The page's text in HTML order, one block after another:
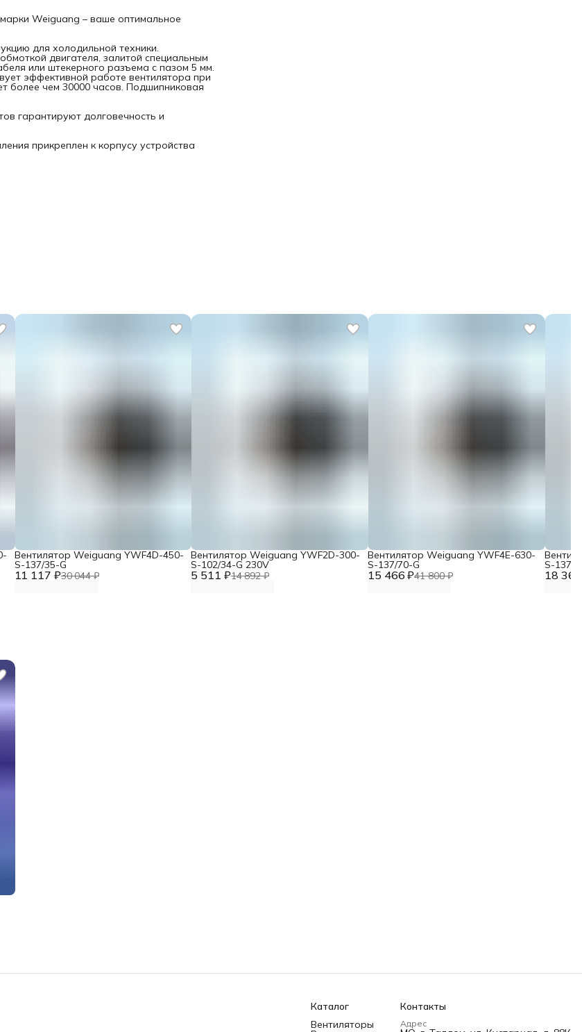
Weiguang – ваше оптимальное
для холодильной техники.
двигателя, залитой специальным
или штекерного разъема с пазом 5 мм.
эффективной работе вентилятора при
более чем 30000 часов. Подшипниковая
гарантируют долговечность и
прикреплен к корпусу устройства
11 117 ₽30 044 ₽
Вентилятор Weiguang YWF4D-450-
S-137/35-G
5 511 ₽14 892 ₽
Вентилятор Weiguang YWF2D-300-
S-102/34-G 230V
15 466 ₽41 800 ₽
Вентилятор Weiguang YWF4E-630-
S-137/70-G
18
S-137/
Каталог
Вентиляторы
Контакты
Адрес